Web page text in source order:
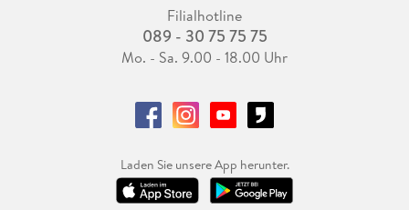
Filialhotline
089 - 30 75 75 75
Mo. - Sa. 9.00 - 18.00 Uhr
Laden Sie unsere App herunter.